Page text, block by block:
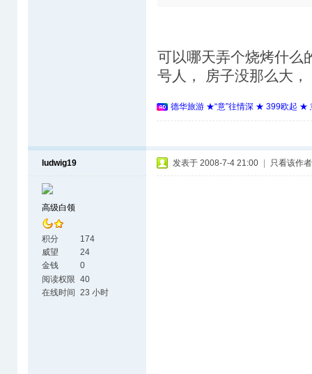
可以哪天弄个烧烤什么
号人， 房子没那么大
德华旅游 ★“意”往情深 ★ 399欧起 ★
ludwig19
高级白领
积分
174
威望
24
金钱
0
阅读权限 40
在线时间 23 小时
发表于 2008-7-4 21:00 只看该作者